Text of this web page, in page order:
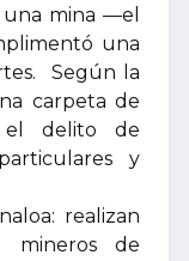
mina —el
una
Según la
carpeta de
el delito de
y
realizan
mineros de